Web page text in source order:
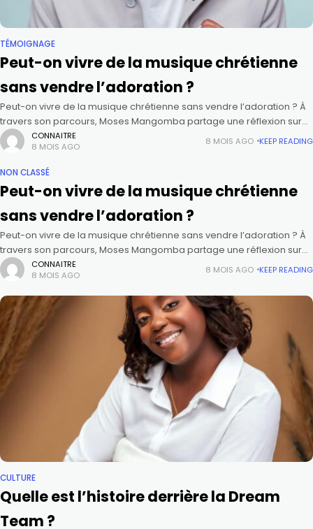
TÉMOIGNAGE
Peut-on vivre de la musique chrétienne
sans vendre l’adoration ?
Peut-on vivre de la musique chrétienne sans vendre l’adoration ? À
travers son parcours, Moses Mangomba partage une réflexion sur
l’appel, la foi, le travail et l’intégrité. Entre discipline, persévérance
CONNAITRE
8 MOIS AGO
8 MOIS AGO KEEP READING
NON CLASSÉ
Peut-on vivre de la musique chrétienne
sans vendre l’adoration ?
Peut-on vivre de la musique chrétienne sans vendre l’adoration ? À
travers son parcours, Moses Mangomba partage une réflexion sur
l’appel, la foi, le travail et l’intégrité. Entre discipline, persévérance
CONNAITRE
8 MOIS AGO
8 MOIS AGO KEEP READING
CULTURE
Quelle est l’histoire derrière la Dream
Team ?